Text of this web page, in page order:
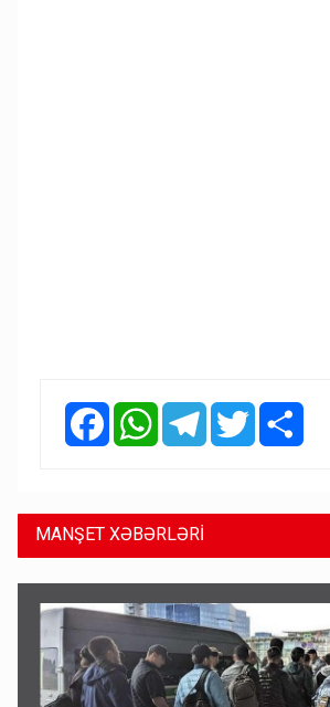
FacebookWhatsAppTelegramTwitter
MANŞET XƏBƏRLƏRİ